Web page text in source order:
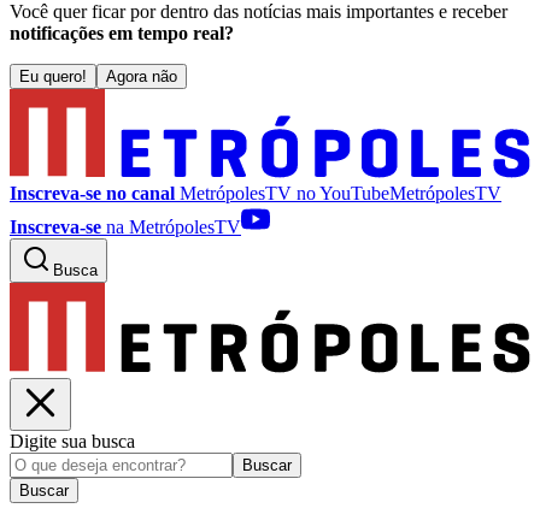
Você quer ficar por dentro das notícias mais importantes e receber
notificações em tempo real?
Eu quero! Agora não
Inscreva-se no canal MetrópolesTV noYouTubeMetrópolesTV
Inscreva-se na MetrópolesTV
Busca
Digite sua busca
Buscar
Buscar